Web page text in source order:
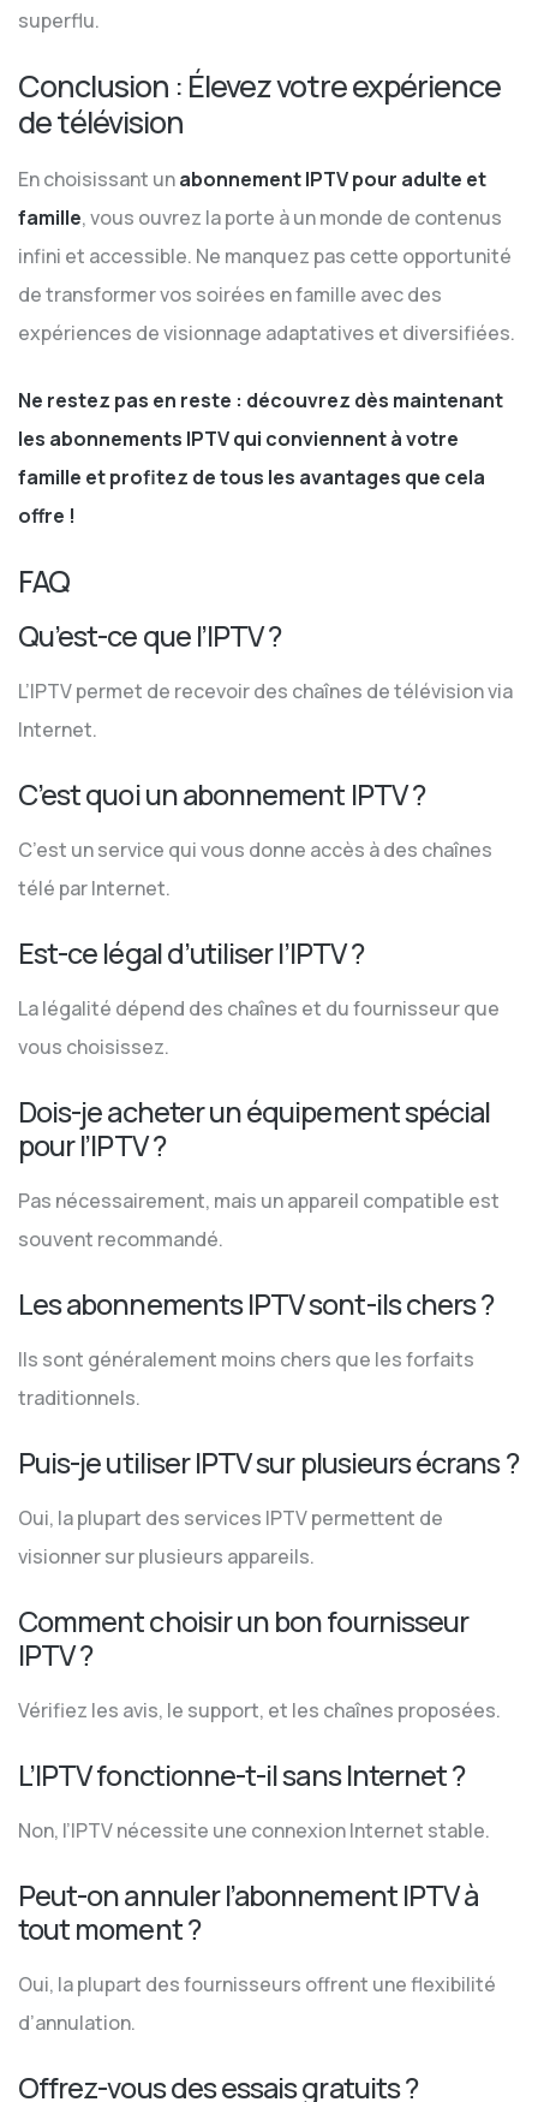
superflu.
Conclusion : Élevez votre expérience
de télévision
En choisissant unabonnement IPTV pour adulte et
famille, vous ouvrez la porte à un monde de contenus
infini et accessible. Ne manquez pas cette opportunité
de transformer vos soirées en famille avec des
expériences de visionnage adaptatives et diversifiées.
Ne restez pas en reste : découvrez dès maintenant
les abonnements IPTV qui conviennent à votre
famille et profitez de tous les avantages que cela
offre !
FAQ
Qu’est-ce que l’IPTV ?
L’IPTV permet de recevoir des chaînes de télévision via
Internet.
C’est quoi un abonnement IPTV ?
C’est un service qui vous donne accès à des chaînes
télé par Internet.
Est-ce légal d’utiliser l’IPTV ?
La légalité dépend des chaînes et du fournisseur que
vous choisissez.
Dois-je acheter un équipement spécial
pour l’IPTV ?
Pas nécessairement, mais un appareil compatible est
souvent recommandé.
Les abonnements IPTV sont-ils chers ?
Ils sont généralement moins chers que les forfaits
traditionnels.
Puis-je utiliser IPTV sur plusieurs écrans ?
Oui, la plupart des services IPTV permettent de
visionner sur plusieurs appareils.
Comment choisir un bon fournisseur
IPTV ?
Vérifiez les avis, le support, et les chaînes proposées.
L’IPTV fonctionne-t-il sans Internet ?
Non, l’IPTV nécessite une connexion Internet stable.
Peut-on annuler l’abonnement IPTV à
tout moment ?
Oui, la plupart des fournisseurs offrent une flexibilité
d’annulation.
Offrez-vous des essais gratuits ?